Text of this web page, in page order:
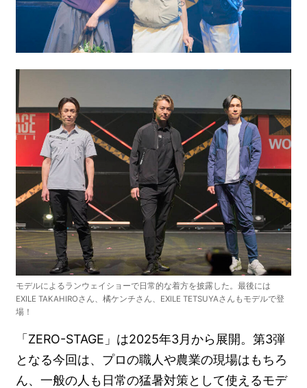
モデルによるランウェイショーで日常的な着方を披露した。最後には
EXILE TAKAHIROさん、橘ケンチさん、EXILE TETSUYAさんもモデルで登
場！
「ZERO-STAGE」は2025年3月から展開。第3弾
となる今回は、プロの職人や農業の現場はもちろ
ん、一般の人も日常の猛暑対策として使えるモデ